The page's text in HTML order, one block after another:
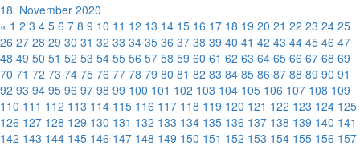
18. November 2020
« 1 2 3 4 5 6 7 8 9 10 11 12 13 14 15 16 17 18 19 20 21 22 23 24 25
26 27 28 29 30 31 32 33 34 35 36 37 38 39 40 41 42 43 44 45 46 47
48 49 50 51 52 53 54 55 56 57 58 59 60 61 62 63 64 65 66 67 68 69
70 71 72 73 74 75 76 77 78 79 80 81 82 83 84 85 86 87 88 89 90 91
92 93 94 95 96 97 98 99 100 101 102 103 104 105 106 107 108 109
110 111 112 113 114 115 116 117 118 119 120 121 122 123 124 125
126 127 128 129 130 131 132 133 134 135 136 137 138 139 140 141
142 143 144 145 146 147 148 149 150 151 152 153 154 155 156 157